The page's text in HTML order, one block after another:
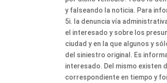
y falseando la noticia. Para
5i. la denuncia vía
el interesado y sobre los
ciudad y en la que algunos y
del siniestro original. Es
interesado. Del mismo existen
correspondiente en tiempo y